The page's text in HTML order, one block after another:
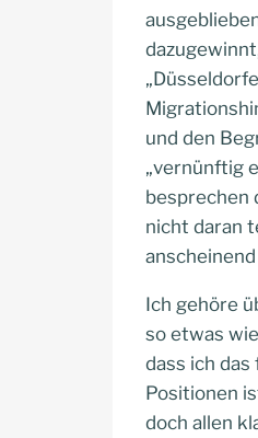
und den
„vernünftig
besprechen
nicht daran
Ich gehöre
so etwas
dass ich
Positionen
doch allen